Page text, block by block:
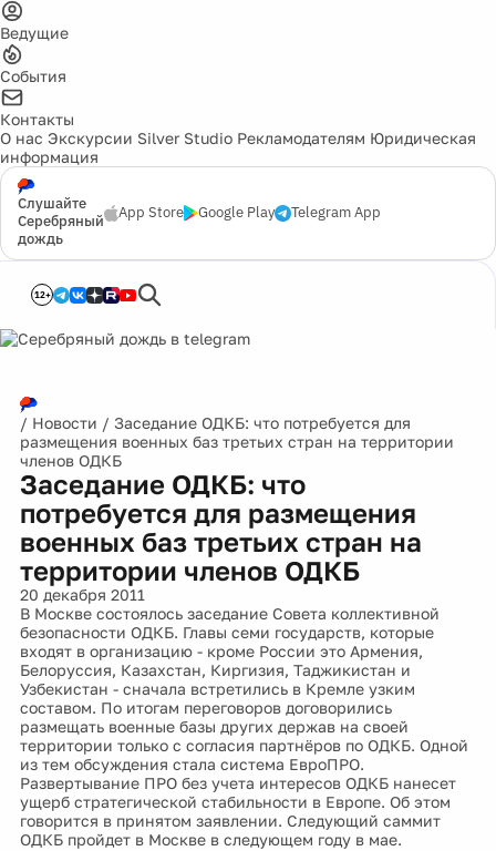
Ведущие
События
Контакты
О нас Экскурсии Silver Studio Рекламодателям Юридическая
информация
Слушайте
Серебряный
дождь
App Store Google Play Telegram App
12+
/ Новости / Заседание ОДКБ: что потребуется для
размещения военных баз третьих стран на территории
членов ОДКБ
Заседание ОДКБ: что
потребуется для размещения
военных баз третьих стран на
территории членов ОДКБ
20 декабря 2011
В Москве состоялось заседание Совета коллективной
безопасности ОДКБ. Главы семи государств, которые
входят в организацию - кроме России это Армения,
Белоруссия, Казахстан, Киргизия, Таджикистан и
Узбекистан - сначала встретились в Кремле узким
составом. По итогам переговоров договорились
размещать военные базы других держав на своей
территории только с согласия партнёров по ОДКБ. Одной
из тем обсуждения стала система ЕвроПРО.
Развертывание ПРО без учета интересов ОДКБ нанесет
ущерб стратегической стабильности в Европе. Об этом
говорится в принятом заявлении. Следующий саммит
ОДКБ пройдет в Москве в следующем году в мае.